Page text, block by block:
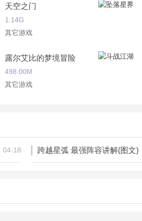
天空之门
1.14G
其它游戏
露尔艾比的梦境冒险
498.00M
其它游戏
其它游戏
04-18
跨越星弧 最强阵容讲解(图文)